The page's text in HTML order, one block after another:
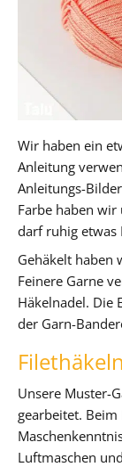
Wir haben ein
Anleitung
Anleitungs-
Farbe haben wir
darf ruhig etwas
Gehäkelt haben
Feinere Garne
Häkelnadel. Die
der Garn-
Filethäkeln
Unsere Muster-
gearbeitet.
Luftmaschen